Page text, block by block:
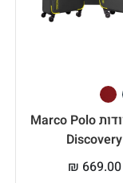
סט מזוודות Marco Polo
Discovery
₪ 669.00